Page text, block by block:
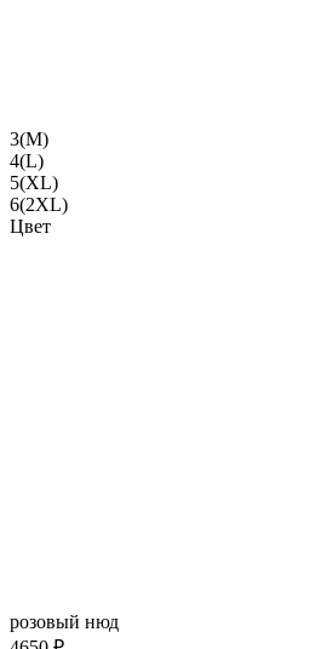
3(M)
4(L)
5(XL)
6(2XL)
Цвет
розовый нюд